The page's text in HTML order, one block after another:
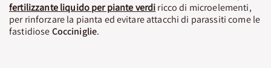
fertilizzante liquido per piante verdiricco di microelementi,
per rinforzare la pianta ed evitare attacchi di parassiti come le
fastidioseCocciniglie.